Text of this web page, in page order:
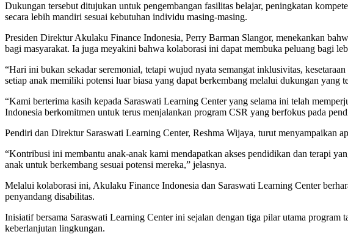
Dukungan tersebut ditujukan untuk pengembangan fasilitas belajar, peningkatan
secara lebih mandiri sesuai kebutuhan individu masing-masing.
Presiden Direktur Akulaku Finance Indonesia, Perry Barman Slangor, menekankan
bagi masyarakat. Ia juga meyakini bahwa kolaborasi ini dapat membuka peluang bagi
“Hari ini bukan sekadar seremonial, tetapi wujud nyata semangat inklusivitas,
setiap anak memiliki potensi luar biasa yang dapat berkembang melalui dukungan yang
“Kami berterima kasih kepada Saraswati Learning Center yang selama ini telah
Indonesia berkomitmen untuk terus menjalankan program CSR yang berfokus pada
Pendiri dan Direktur Saraswati Learning Center, Reshma Wijaya, turut menyampaikan
“Kontribusi ini membantu anak-anak kami mendapatkan akses pendidikan dan terapi
anak untuk berkembang sesuai potensi mereka,” jelasnya.
Melalui kolaborasi ini, Akulaku Finance Indonesia dan Saraswati Learning Center
penyandang disabilitas.
Inisiatif bersama Saraswati Learning Center ini sejalan dengan tiga pilar utama
keberlanjutan lingkungan.